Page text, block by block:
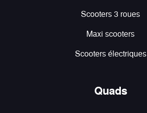
Scooters 3 roues
Maxi scooters
Scooters électriques
Quads